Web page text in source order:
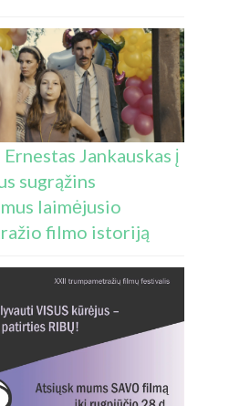
Jankauskas į
sugrąžins
laimėjusio
filmo istoriją